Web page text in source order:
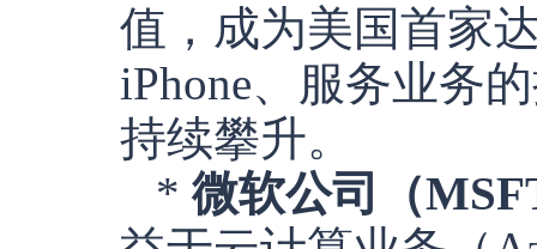
值，成为美国首家
iPhone、服务业务
持续攀升。
* 微软公司（